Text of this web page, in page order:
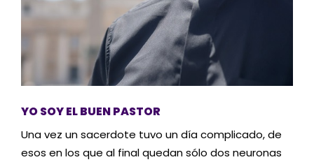
YO SOY EL BUEN PASTOR
Una vez un sacerdote tuvo un día complicado, de
esos en los que al final quedan sólo dos neuronas